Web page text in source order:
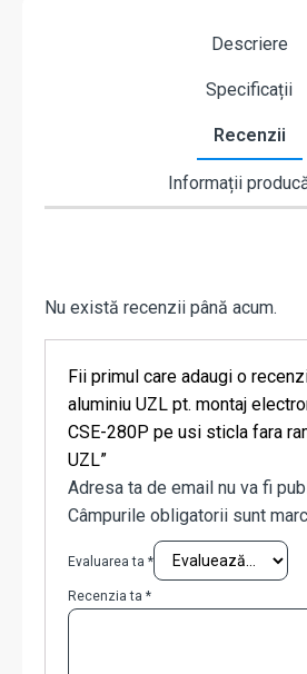
Descriere
Specificații
Recenzii
Informații
Nu există recenzii până acum.
Fii primul care adaugi o
aluminiu UZL pt. montaj
CSE-280P pe usi sticla fara
UZL”
Adresa ta de email nu va fi
Câmpurile obligatorii sunt
Evaluarea ta *
Recenzia ta *